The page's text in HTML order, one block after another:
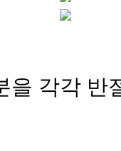
을 각각 반